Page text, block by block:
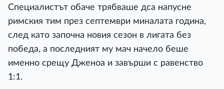
Специалистът обаче трябваше дса напусне
римския тим през септември миналата година,
след като започна новия сезон в лигата без
победа, а последният му мач начело беше
именно срещу Дженоа и завърши с равенство
1:1.